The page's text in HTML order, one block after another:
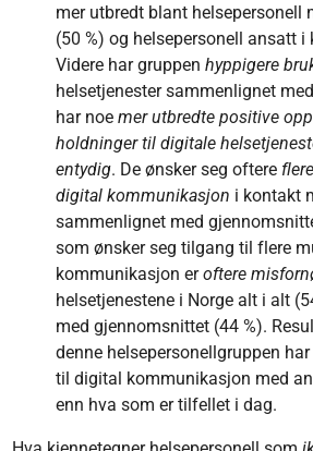
mer utbredt blant helsepersonell
(50 %) og helsepersonell ansatt i
Videre har gruppenhyppigere
helsetjenester sammenlignet
har noemer utbredte positive
holdninger til digitale
entydig. De ønsker seg oftere
digital kommunikasjon i kontakt
sammenlignet med
som ønsker seg tilgang til flere
kommunikasjon eroftere
helsetjenestene i Norge alt i alt
med gjennomsnittet (44 %).
denne helsepersonellgruppen
til digital kommunikasjon med
enn hva som er tilfellet i dag.